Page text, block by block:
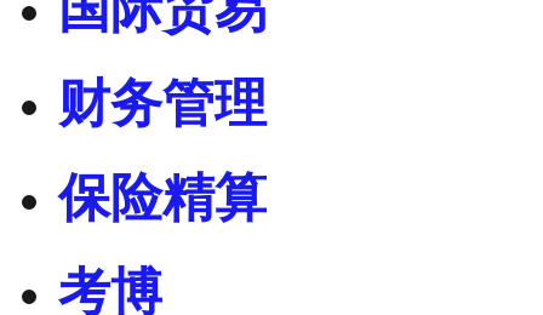
财务管理
保险精算
考博